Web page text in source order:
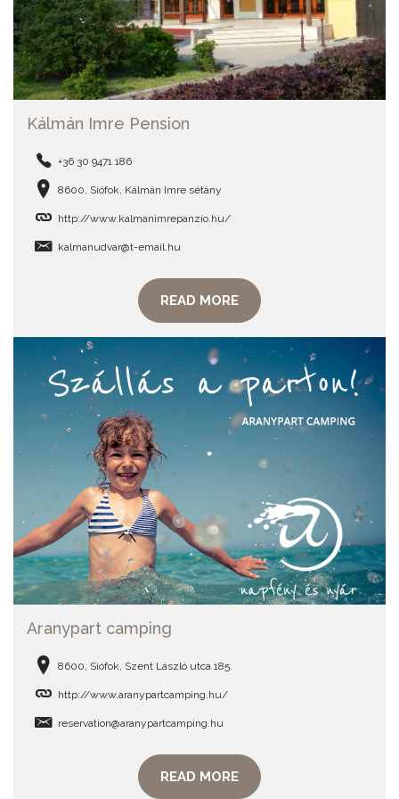
Kálmán Imre Pension
+36 30 9471 186
8600, Siófok, Kálmán Imre sétány
http://www.kalmanimrepanzio.hu/
kalmanudvar@t-email.hu
READ MORE
Aranypart camping
8600, Siófok, Szent László utca 185.
http://www.aranypartcamping.hu/
reservation@aranypartcamping.hu
READ MORE